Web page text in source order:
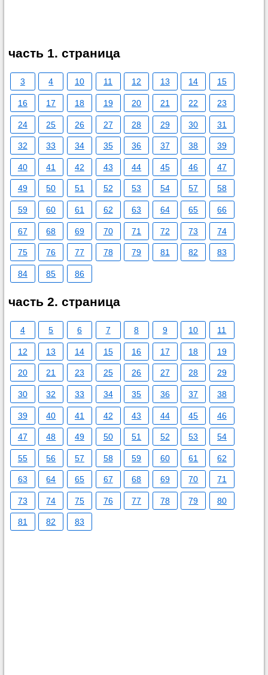
часть 1. страница
3 4 10 11 12 13 14 15
16 17 18 19 20 21 22 23
24 25 26 27 28 29 30 31
32 33 34 35 36 37 38 39
40 41 42 43 44 45 46 47
49 50 51 52 53 54 57 58
59 60 61 62 63 64 65 66
67 68 69 70 71 72 73 74
75 76 77 78 79 81 82 83
84 85 86
часть 2. страница
4 5 6 7 8 9 10 11
12 13 14 15 16 17 18 19
20 21 23 25 26 27 28 29
30 32 33 34 35 36 37 38
39 40 41 42 43 44 45 46
47 48 49 50 51 52 53 54
55 56 57 58 59 60 61 62
63 64 65 67 68 69 70 71
73 74 75 76 77 78 79 80
81 82 83